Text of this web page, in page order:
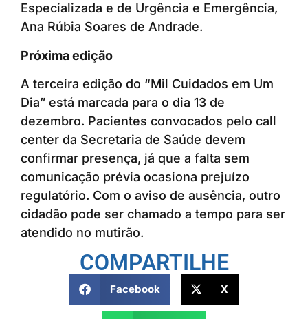
Especializada e de Urgência e Emergência,
Ana Rúbia Soares de Andrade.
Próxima edição
A terceira edição do “Mil Cuidados em Um
Dia” está marcada para o dia 13 de
dezembro. Pacientes convocados pelo call
center da Secretaria de Saúde devem
confirmar presença, já que a falta sem
comunicação prévia ocasiona prejuízo
regulatório. Com o aviso de ausência, outro
cidadão pode ser chamado a tempo para ser
atendido no mutirão.
COMPARTILHE
Facebook X